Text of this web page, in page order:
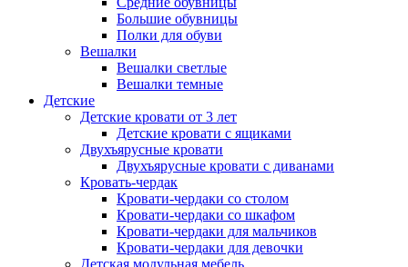
Большие обувницы
Полки для обуви
Вешалки
Вешалки светлые
Вешалки темные
Детские
Детские кровати от 3 лет
Детские кровати с ящиками
Двухъярусные кровати
Двухъярусные кровати с диванами
Кровать-чердак
Кровати-чердаки со столом
Кровати-чердаки со шкафом
Кровати-чердаки для мальчиков
Кровати-чердаки для девочки
Детская модульная мебель